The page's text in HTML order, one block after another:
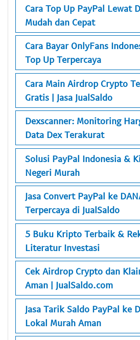
Cara Top Up PayPal Lewat
Mudah dan Cepat
Cara Bayar OnlyFans
Top Up Terpercaya
Cara Main Airdrop Crypto
Gratis | Jasa JualSaldo
Dexscanner: Monitoring
Data Dex Terakurat
Solusi PayPal Indonesia &
Negeri Murah
Jasa Convert PayPal ke
Terpercaya di JualSaldo
5 Buku Kripto Terbaik &
Literatur Investasi
Cek Airdrop Crypto dan
Aman | JualSaldo.com
Jasa Tarik Saldo PayPal ke
Lokal Murah Aman